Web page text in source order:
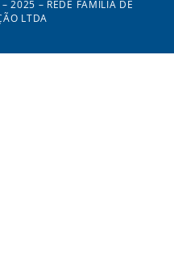
– REDE FAMILIA DE
LTDA